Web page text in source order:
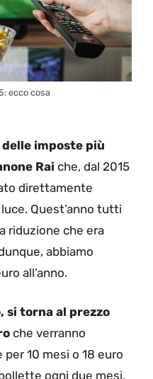
ecco cosa
delle imposte più
Rai che, dal 2015
direttamente
Quest’anno tutti
riduzione che era
abbiamo
all’anno.
si torna al prezzo
che verranno
10 mesi o 18 euro
ogni due mesi.